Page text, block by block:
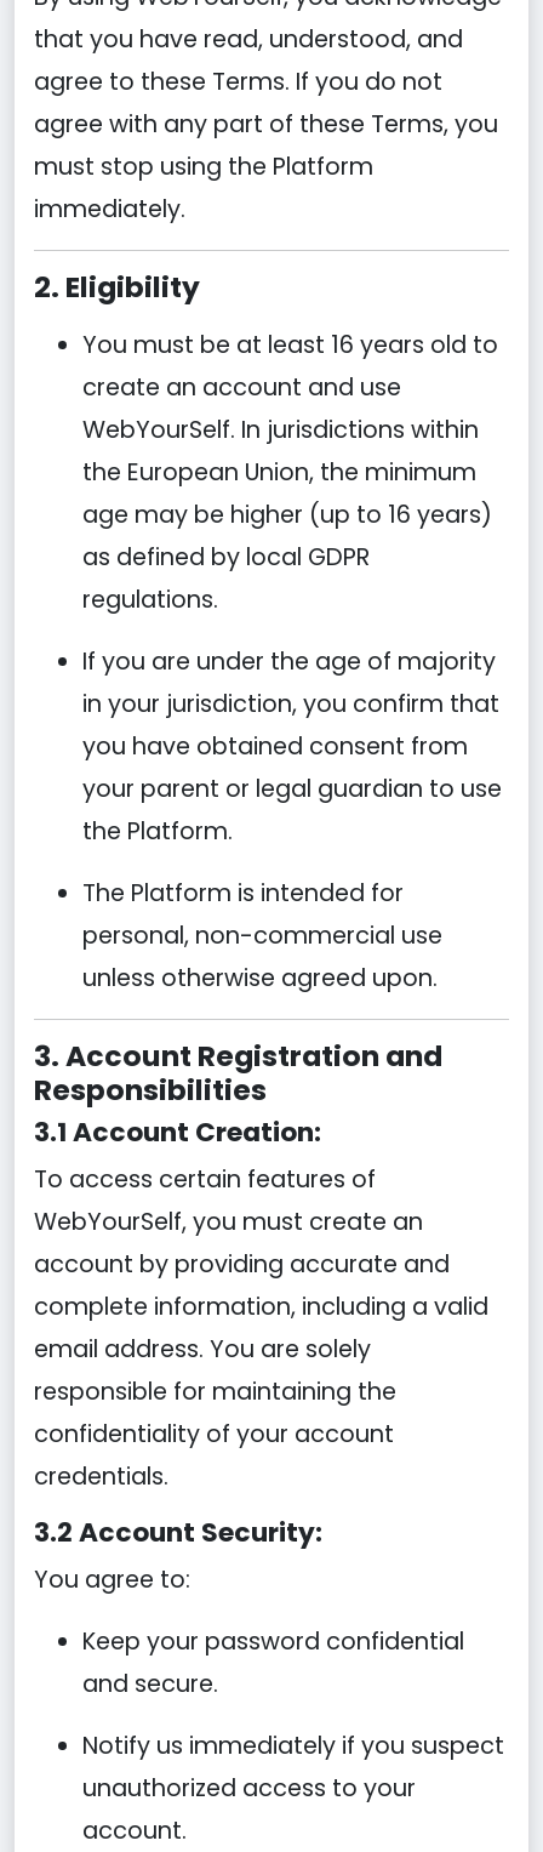
that you have read, understood, and
agree to these Terms. If you do not
agree with any part of these Terms, you
must stop using the Platform
immediately.
2. Eligibility
You must be at least 16 years old to
create an account and use
WebYourSelf. In jurisdictions within
the European Union, the minimum
age may be higher (up to 16 years)
as defined by local GDPR
regulations.
If you are under the age of majority
in your jurisdiction, you confirm that
you have obtained consent from
your parent or legal guardian to use
the Platform.
The Platform is intended for
personal, non-commercial use
unless otherwise agreed upon.
3. Account Registration and
Responsibilities
3.1 Account Creation:
To access certain features of
WebYourSelf, you must create an
account by providing accurate and
complete information, including a valid
email address. You are solely
responsible for maintaining the
confidentiality of your account
credentials.
3.2 Account Security:
You agree to:
Keep your password confidential
and secure.
Notify us immediately if you suspect
unauthorized access to your
account.